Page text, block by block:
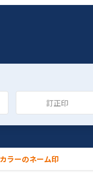
訂正印
ラーのネーム印